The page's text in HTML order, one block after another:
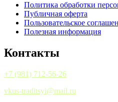
Политика обработки
Публичная оферта
Пользовательское
Полезная информация
Контакты
+7 (981) 712-56-26
vkus-traditsyi@mail.ru